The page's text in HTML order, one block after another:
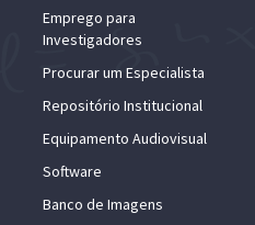
Emprego para
Investigadores
Procurar um Especialista
Repositório Institucional
Equipamento Audiovisual
Software
Banco de Imagens